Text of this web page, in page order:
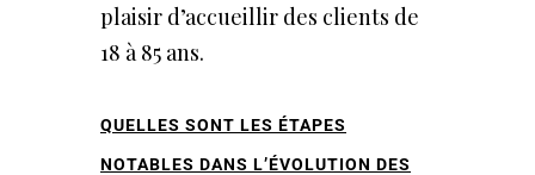
plaisir d’accueillir des clients de
18 à 85 ans.
QUELLES SONT LES ÉTAPES
NOTABLES DANS L’ÉVOLUTION DES